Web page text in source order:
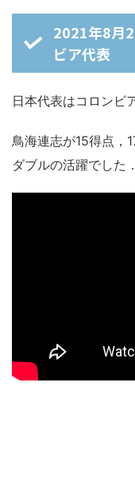
2021年8月
ビア代表
日本代表はコロンビ
鳥海連志が15得点，
ダブルの活躍でした．